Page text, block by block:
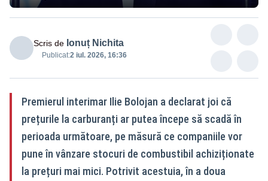
Scris de Ionuț Nichita
Publicat:2 iul. 2026, 16:36
Premierul interimar Ilie Bolojan a declarat joi că
prețurile la carburanți ar putea începe să scadă în
perioada următoare, pe măsură ce companiile vor
pune în vânzare stocuri de combustibil achiziționate
la prețuri mai mici. Potrivit acestuia, în a doua